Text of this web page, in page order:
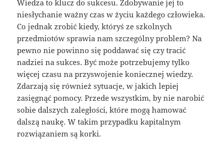
Wiedza to klucz do sukcesu. Zdobywanie jej to
niesłychanie ważny czas w życiu każdego człowieka.
Co jednak zrobić kiedy, któryś ze szkolnych
przedmiotów sprawia nam szczególny problem? Na
pewno nie powinno się poddawać się czy tracić
nadziei na sukces. Być może potrzebujemy tylko
więcej czasu na przyswojenie koniecznej wiedzy.
Zdarzają się również sytuacje, w jakich lepiej
zasięgnąć pomocy. Przede wszystkim, by nie narobić
sobie dalszych zaległości, które mogą hamować
dalszą naukę. W takim przypadku kapitalnym
rozwiązaniem są korki.